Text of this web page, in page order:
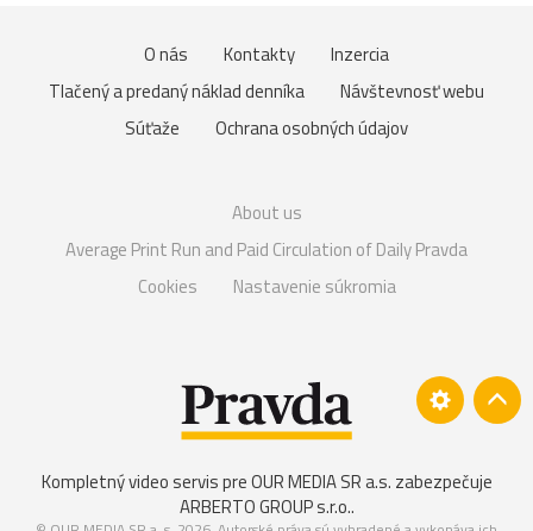
O nás Kontakty
Inzercia
Tlačený a predaný náklad denníka
Návštevnosť webu
Súťaže
Ochrana osobných údajov
About us
Average Print Run and Paid Circulation of Daily Pravda
Cookies
Nastavenie súkromia
Kompletný video servis pre OUR MEDIA SR a.s. zabezpečuje
ARBERTO GROUP s.r.o..